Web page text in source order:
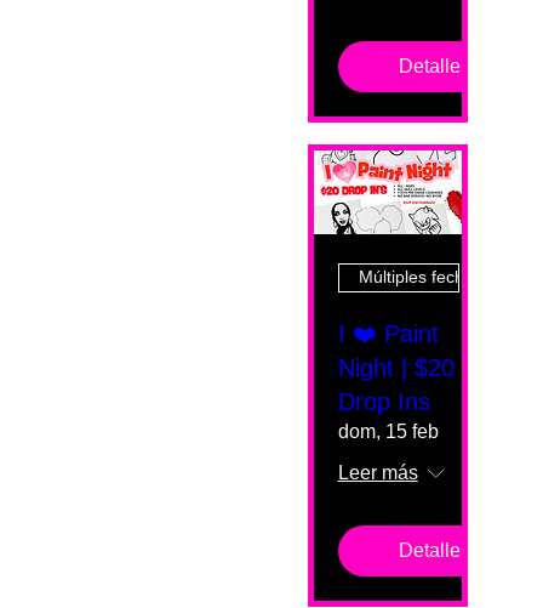
Detalles
Múltiples fechas
I ❤️ Paint
Night | $20
Drop Ins
dom, 15 feb
Leer más
Detalles